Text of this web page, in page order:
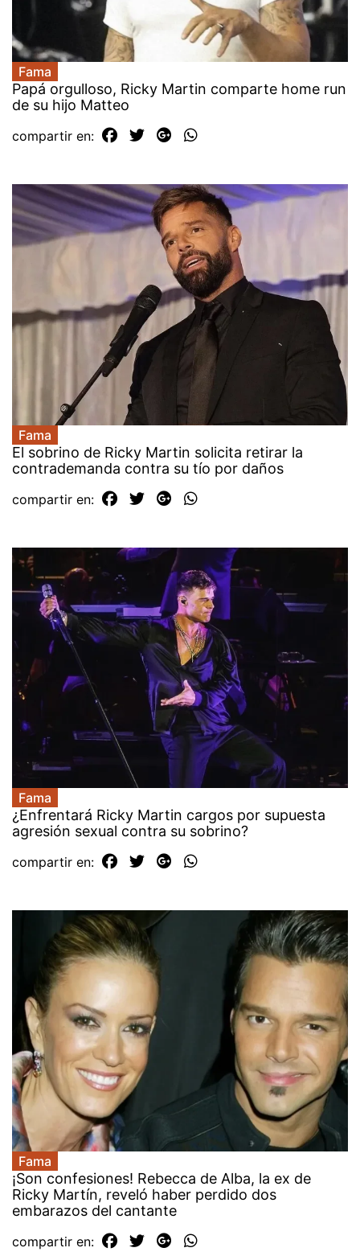
Fama
Papá orgulloso, Ricky Martin comparte home run
de su hijo Matteo
compartir en:
Fama
El sobrino de Ricky Martin solicita retirar la
contrademanda contra su tío por daños
compartir en:
Fama
¿Enfrentará Ricky Martin cargos por supuesta
agresión sexual contra su sobrino?
compartir en:
Fama
¡Son confesiones! Rebecca de Alba, la ex de
Ricky Martín, reveló haber perdido dos
embarazos del cantante
compartir en: